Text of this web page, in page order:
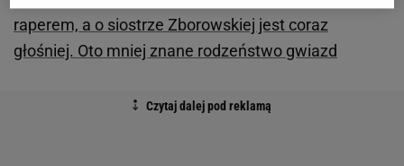
raperem, a o siostrze Zborowskiej jest coraz
głośniej. Oto mniej znane rodzeństwo gwiazd